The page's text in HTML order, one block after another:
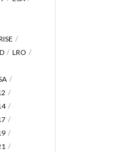
LRO